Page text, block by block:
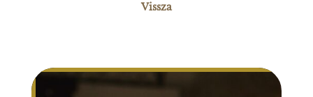
Vissza